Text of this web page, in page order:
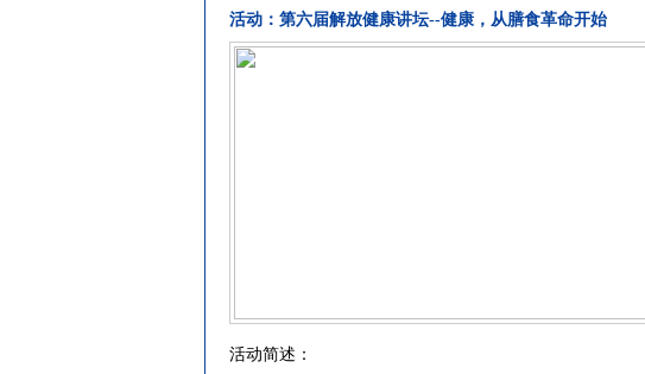
活动：第六届解放健康讲坛--健康，从膳食革命开始
活动简述：